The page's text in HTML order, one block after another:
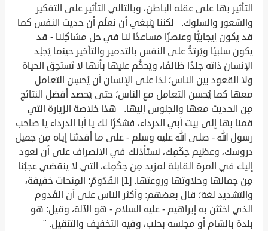
التأثير بها على عقله الباطن، وبالتالي التأثير على التفكير
والشعور والسلوك. لكننا يَنبغي أن نعلَم أن حديث النفس كما
قد يكون إيجابيًّا وعنصرًا مساعدًا لنا في حل مشاكِلنا - قد
يكون سلبيًا ويَرتدُّ على النفس بالتدمير والتأخير حينما يَجلِد
الإنسان ذاته جلدًا ظالمًا، ويَحكُم عليها بأنها لا تَستحِق الحياة
ولا القعود بين الناس؛ لذا على الإنسان أن يُحسِن التعامل
معها كما يُحسن التعامل مع الناس؛ حتى يَحصد أفضل النتائج
مِن الحديث معها والجلوس إليها. هذا خلاصة الزيارة التي
قمنا بها إلى بيت أبي الدرداء، فشكرًا لك يا أبا الدرداء يا صاحب
رسول الله - صلى الله عليه وسلم - على ما أفدتَنا إياه مِن جميل
دروسك، وعظيم حِكَمِك، نستأذنك في الانصراف على أن نعود
إليك في المرة القابلة لمزيد مِن حِكَمِك، التي لا ينقضي عجبُنا
مِن جمالها وحلاوتها وروعتها. [1] القَدُومُ: المِنحات خفيفة،
والتشديد لغة؛ قال بعضهم: وأكثر الناس على أن القَدوم
الذي اختَتَن به إبراهيم - عليه السلام - هو الآلة، وقيل: هو
بلدة بالشام أو مجلسه بحلب، وفيه التخفيف والتثقيل. "